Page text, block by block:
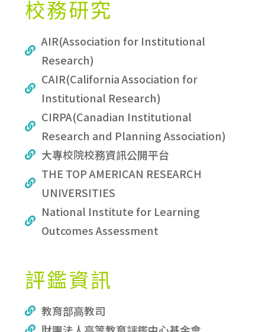
校務研究
AIR(Association for Institutional
Research)
CAIR(California Association for
Institutional Research)
CIRPA(Canadian Institutional
Research and Planning Association)
大專校院校務資訊公開平台
THE TOP AMERICAN RESEARCH
UNIVERSITIES
National Institute for Learning
Outcomes Assessment
評鑑資訊
教育部高教司